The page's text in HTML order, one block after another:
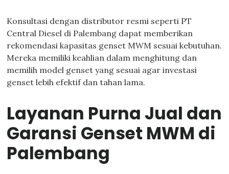
Konsultasi dengan distributor resmi seperti PT
Central Diesel di Palembang dapat memberikan
rekomendasi kapasitas genset MWM sesuai kebutuhan.
Mereka memiliki keahlian dalam menghitung dan
memilih model genset yang sesuai agar investasi
genset lebih efektif dan tahan lama.
Layanan Purna Jual dan
Garansi Genset MWM di
Palembang